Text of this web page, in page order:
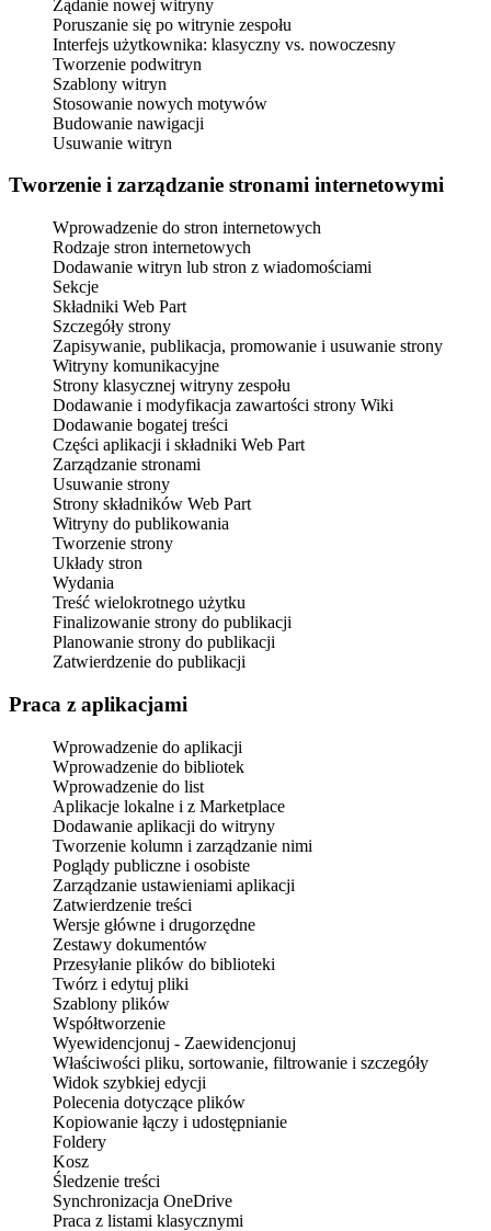
Żądanie nowej witryny
Poruszanie się po witrynie zespołu
Interfejs użytkownika: klasyczny vs. nowoczesny
Tworzenie podwitryn
Szablony witryn
Stosowanie nowych motywów
Budowanie nawigacji
Usuwanie witryn
Tworzenie i zarządzanie stronami internetowymi
Wprowadzenie do stron internetowych
Rodzaje stron internetowych
Dodawanie witryn lub stron z wiadomościami
Sekcje
Składniki Web Part
Szczegóły strony
Zapisywanie, publikacja, promowanie i usuwanie strony
Witryny komunikacyjne
Strony klasycznej witryny zespołu
Dodawanie i modyfikacja zawartości strony Wiki
Dodawanie bogatej treści
Części aplikacji i składniki Web Part
Zarządzanie stronami
Usuwanie strony
Strony składników Web Part
Witryny do publikowania
Tworzenie strony
Układy stron
Wydania
Treść wielokrotnego użytku
Finalizowanie strony do publikacji
Planowanie strony do publikacji
Zatwierdzenie do publikacji
Praca z aplikacjami
Wprowadzenie do aplikacji
Wprowadzenie do bibliotek
Wprowadzenie do list
Aplikacje lokalne i z Marketplace
Dodawanie aplikacji do witryny
Tworzenie kolumn i zarządzanie nimi
Poglądy publiczne i osobiste
Zarządzanie ustawieniami aplikacji
Zatwierdzenie treści
Wersje główne i drugorzędne
Zestawy dokumentów
Przesyłanie plików do biblioteki
Twórz i edytuj pliki
Szablony plików
Współtworzenie
Wyewidencjonuj - Zaewidencjonuj
Właściwości pliku, sortowanie, filtrowanie i szczegóły
Widok szybkiej edycji
Polecenia dotyczące plików
Kopiowanie łączy i udostępnianie
Foldery
Kosz
Śledzenie treści
Synchronizacja OneDrive
Praca z listami klasycznymi